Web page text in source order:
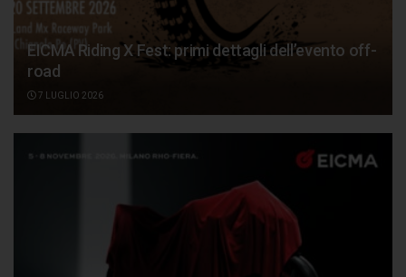
EICMA Riding X Fest: primi dettagli dell’evento off-
road
7 LUGLIO 2026